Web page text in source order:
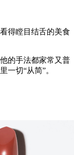
得瞠目结舌的美食
的手法都家常又普
一切“从简”。